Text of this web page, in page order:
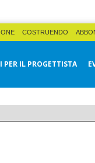
COSTRUENDO
PER IL PROGETTISTA